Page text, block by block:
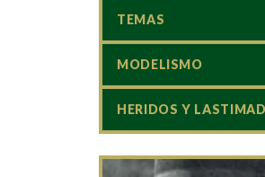
TEMAS
MODELISMO
HERIDOS Y